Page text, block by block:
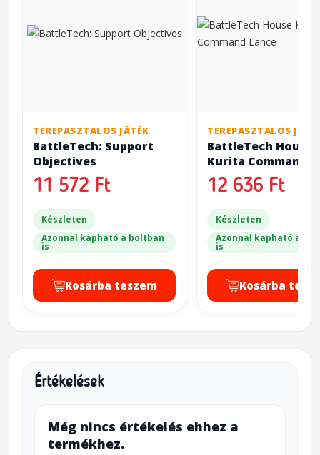
TEREPASZTALOS JÁTÉK
BattleTech: Support
Objectives
11 572 Ft
Készleten
Azonnal kapható a boltban
is
Kosárba teszem
TEREPASZTALOS
BattleTech House
Kurita Command
12 636 Ft
Készleten
Azonnal kapható a
is
Kosárba
Értékelések
Még nincs értékelés ehhez a
termékhez.